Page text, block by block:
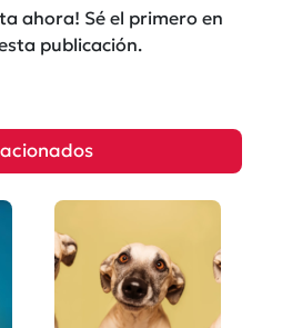
ahora! Sé el primero en
publicación.